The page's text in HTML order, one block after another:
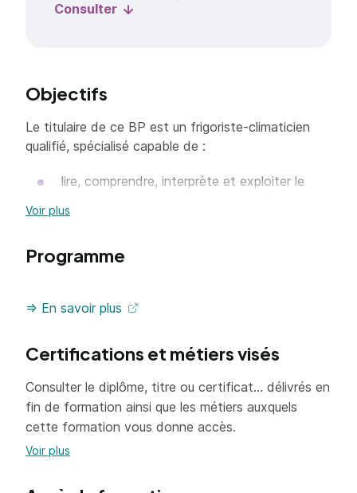
Consulter
Objectifs
Le titulaire de ce BP est un frigoriste-climaticien
qualifié, spécialisé capable de :
lire, comprendre, interprète et exploiter le
équipements d'une installation
dimensionner, réaliser le descriptif et le
quantitatif d'une installation frigorifique et/ou
kw)
environnementales et les appliquer sur
préparer, installer, raccorder les équipements
et effectuer l'assemblage de tous les
organes de systèmes frigorifiques et
Voir plus
Programme
=> En savoir plus
Certifications et métiers visés
Consulter le diplôme, titre ou certificat... délivrés en
fin de formation ainsi que les métiers auxquels
cette formation vous donne accès.
Voir plus